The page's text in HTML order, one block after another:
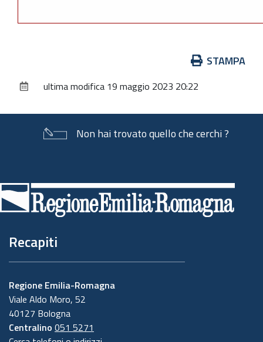
documento
STAMPA
ultima modifica 19 maggio 2023 20:22
Non hai trovato quello che cerchi ?
di
pagina
Recapiti
Regione Emilia-Romagna
Viale Aldo Moro, 52
40127 Bologna
Centralino 051 5271